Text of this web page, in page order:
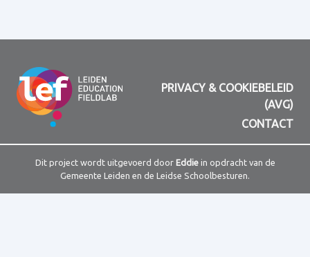
PRIVACY & COOKIEBELEID
(AVG)
CONTACT
Dit project wordt uitgevoerd door Eddiein opdracht van de
Gemeente Leiden en de Leidse Schoolbesturen.